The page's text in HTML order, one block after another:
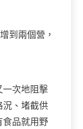
到兩個營，
次地阻擊
況、堵截供
食品就用野